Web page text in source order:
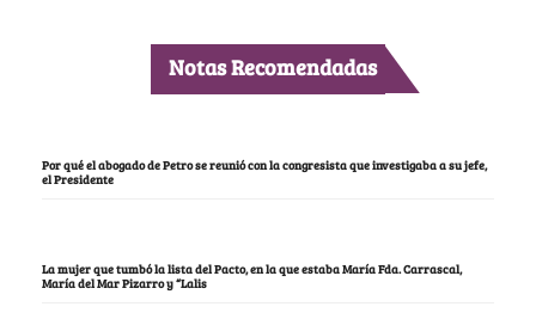
Notas Recomendadas
Por qué el abogado de Petro se reunió con la congresista que investigaba a su jefe,
el Presidente
La mujer que tumbó la lista del Pacto, en la que estaba María Fda. Carrascal,
María del Mar Pizarro y “Lalis